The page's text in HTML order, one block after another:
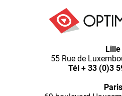
Lille
55 Rue de
Tél + 33 (0)3
Paris